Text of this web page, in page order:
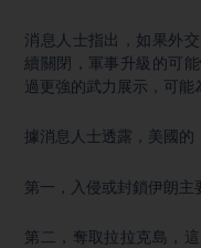
消息人士指出，如果外
續關閉，軍事升級的可
過更強的武力展示，可能
據消息人士透露，美國的
第一，入侵或封鎖伊朗
第二，奪取拉拉克島，